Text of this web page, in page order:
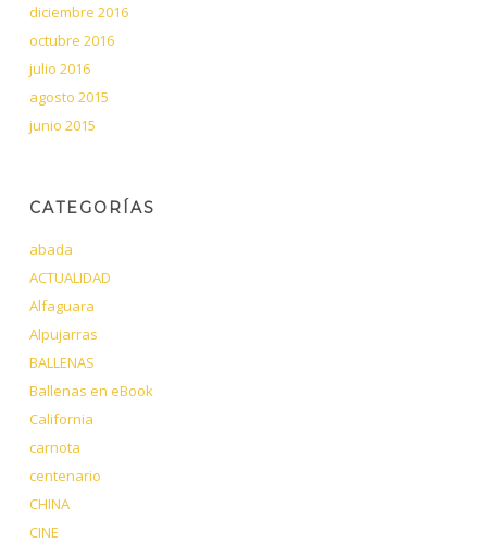
diciembre 2016
octubre 2016
julio 2016
agosto 2015
junio 2015
CATEGORÍAS
abada
ACTUALIDAD
Alfaguara
Alpujarras
BALLENAS
Ballenas en eBook
California
carnota
centenario
CHINA
CINE